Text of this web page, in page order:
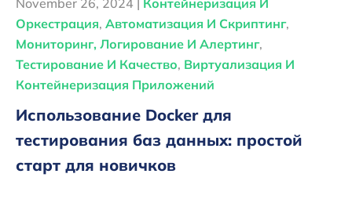
Оркестрация, Автоматизация И Скриптинг,
Мониторинг, Логирование И Алертинг,
Тестирование И Качество, Виртуализация И
Контейнеризация Приложений
Использование Docker для
тестирования баз данных: простой
старт для новичков